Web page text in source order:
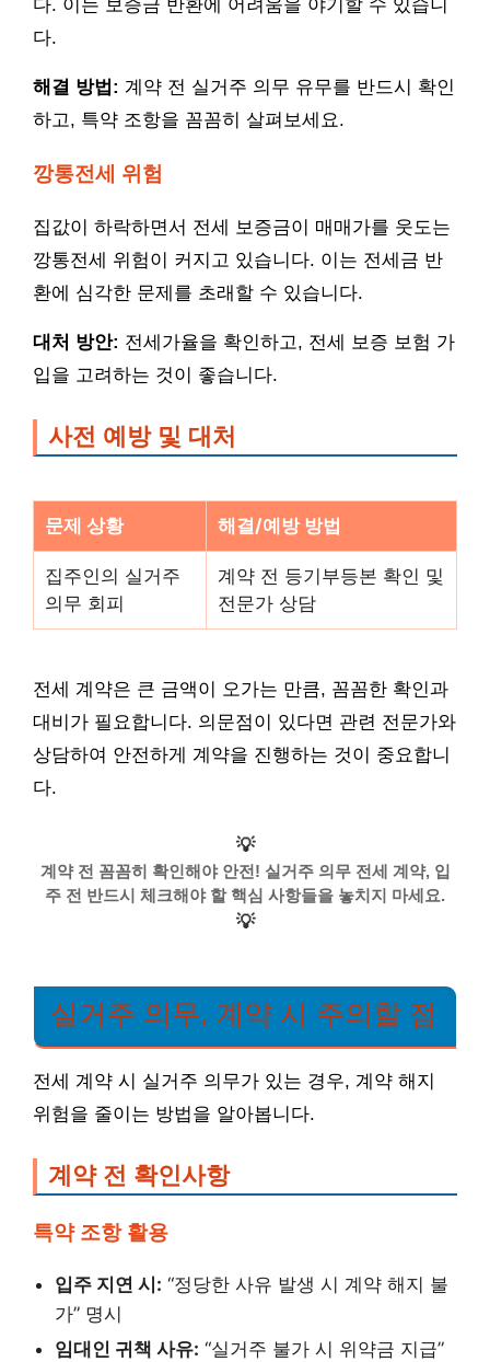
다. 이는 보증금 반환에 어려움을 야기할 수 있습니
다.
해결 방법: 계약 전 실거주 의무 유무를 반드시 확인
하고, 특약 조항을 꼼꼼히 살펴보세요.
깡통전세 위험
집값이 하락하면서 전세 보증금이 매매가를 웃도는
깡통전세 위험이 커지고 있습니다. 이는 전세금 반
환에 심각한 문제를 초래할 수 있습니다.
대처 방안: 전세가율을 확인하고, 전세 보증 보험 가
입을 고려하는 것이 좋습니다.
사전 예방 및 대처
문제 상황 해결/예방 방법
집주인의 실거주
의무 회피
계약 전 등기부등본 확인 및
전문가 상담
전세 계약은 큰 금액이 오가는 만큼, 꼼꼼한 확인과
대비가 필요합니다. 의문점이 있다면 관련 전문가와
상담하여 안전하게 계약을 진행하는 것이 중요합니
다.
💡
계약 전 꼼꼼히 확인해야 안전! 실거주 의무 전세 계약, 입
주 전 반드시 체크해야 할 핵심 사항들을 놓치지 마세요.
💡
실거주 의무, 계약 시 주의할 점
전세 계약 시 실거주 의무가 있는 경우, 계약 해지
위험을 줄이는 방법을 알아봅니다.
계약 전 확인사항
특약 조항 활용
입주 지연 시: “정당한 사유 발생 시 계약 해지 불
가” 명시
임대인 귀책 사유: “실거주 불가 시 위약금 지급”